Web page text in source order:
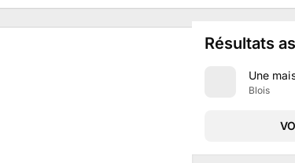
Résultats
Une
Blois